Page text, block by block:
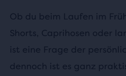
Ob du beim Laufen im
Shorts, Caprihosen oder
ist eine Frage der
dennoch ist es ganz